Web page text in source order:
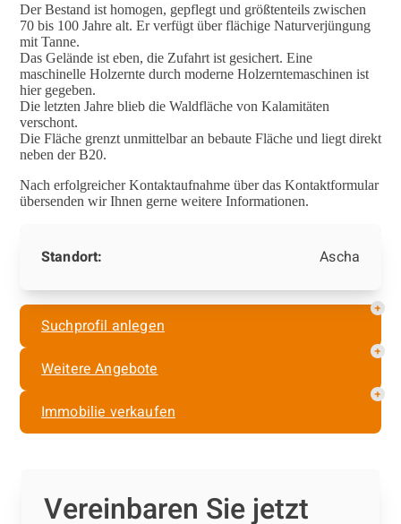
Der Bestand ist homogen, gepflegt und größtenteils zwischen
70 bis 100 Jahre alt. Er verfügt über flächige Naturverjüngung
mit Tanne.
Das Gelände ist eben, die Zufahrt ist gesichert. Eine
maschinelle Holzernte durch moderne Holzerntemaschinen ist
hier gegeben.
Die letzten Jahre blieb die Waldfläche von Kalamitäten
verschont.
Die Fläche grenzt unmittelbar an bebaute Fläche und liegt direkt
neben der B20.
Nach erfolgreicher Kontaktaufnahme über das Kontaktformular
übersenden wir Ihnen gerne weitere Informationen.
Standort: Ascha
Suchprofil anlegen
Weitere Angebote
Immobilie verkaufen
Vereinbaren Sie jetzt